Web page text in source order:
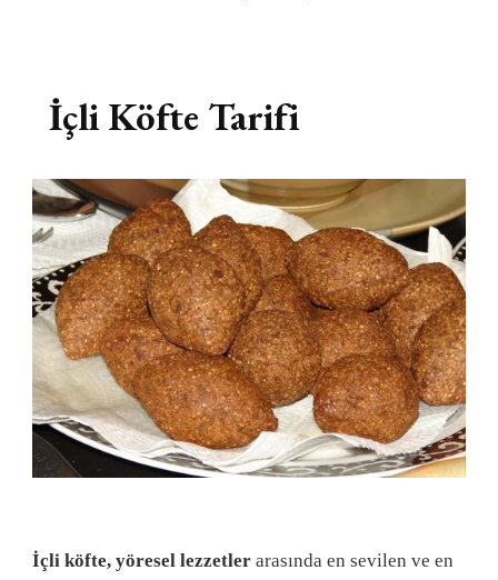
İçli Köfte Tarifi
İçli köfte, yöresel lezzetler arasında en sevilen ve en